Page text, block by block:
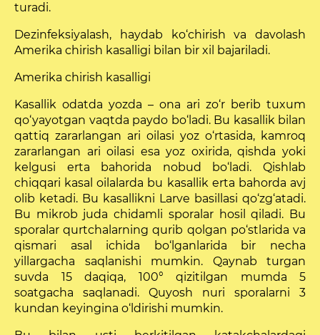
turadi.
Dezinfeksiyalash, haydab ko‘chirish va davolash
Ameri­ka chirish kasalligi bilan bir xil bajariladi.
Amerika chirish kasalligi
Kasallik odatda yozda – ona ari zo‘r berib tu­xum
qo‘yayotgan vaqtda paydo bo‘ladi. Bu kasallik bilan
qattiq zararlangan ari oi­lasi yoz o‘rtasida, kamroq
za­rarlangan ari oilasi esa yoz oxirida, qishda yoki
kelgusi erta bahorida nobud bo‘ladi. Qishlab
chiqqari kasal oilalarda bu kasallik erta bahorda avj
olib ketadi. Bu kasallikni Larve basillasi qo‘zg‘atadi.
Bu mikrob juda chidamli sporalar hosil qiladi. Bu
sporalar qurtchalarning qurib qolgan po‘stlarida va
qismari asal ichida bo‘lganlarida bir necha
yillargacha saqlanishi mumkin. Qaynab turgan
suvda 15 daqiqa, 100° qizitilgan mumda 5
soatgacha saqlanadi. Quyosh nuri sporalarni 3
kundan keyingina o‘ldirishi mumkin.